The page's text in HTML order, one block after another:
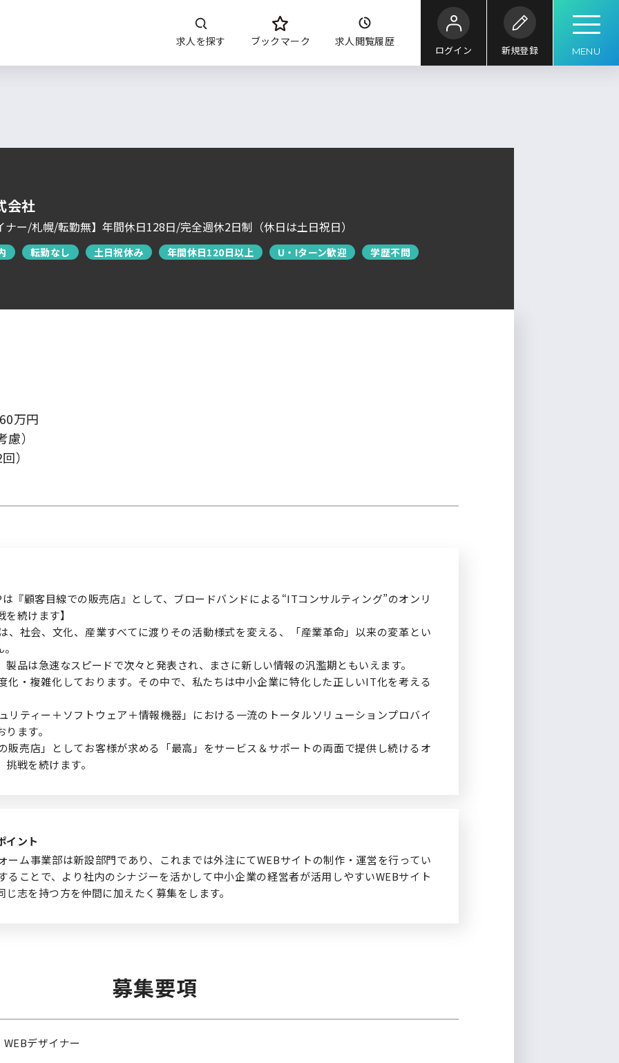
求人を探す ブックマーク 求人閲覧履歴
ログイン 新規登録 MENU
運営会社について
企業担当者の方へ
新着求人一覧
検索履歴はありません。
会社
ー/札幌/転勤無】年間休日128日/完全週休2日制（休日は土日祝日）
転勤なし 土日祝休み 年間休日120日以上 U・Iターン歓迎 学歴不問
万円
）
）
『顧客目線での販売店』として、ブロードバンドによる“ITコンサルティング”のオンリ
続けます】
、社会、文化、産業すべてに渡りその活動様式を変える、「産業革命」以来の変革とい
品は急速なスピードで次々と発表され、まさに新しい情報の汎濫期ともいえます。
化・複雑化しております。その中で、私たちは中小企業に特化した正しいIT化を考える
リティー＋ソフトウェア＋情報機器」における一流のトータルソリューションプロバイ
ます。
販売店」としてお客様が求める「最高」をサービス＆サポートの両面で提供し続けるオ
戦を続けます。
イント
ーム事業部は新設部門であり、これまでは外注にてWEBサイトの制作・運営を行ってい
ることで、より社内のシナジーを活かして中小企業の経営者が活用しやすいWEBサイト
志を持つ方を仲間に加えたく募集をします。
募集要項
WEBデザイナー